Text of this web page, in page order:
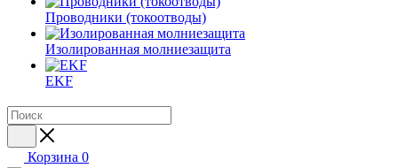
Проводники (токоотводы)
Изолированная молниезащита
EKF
Корзина 0